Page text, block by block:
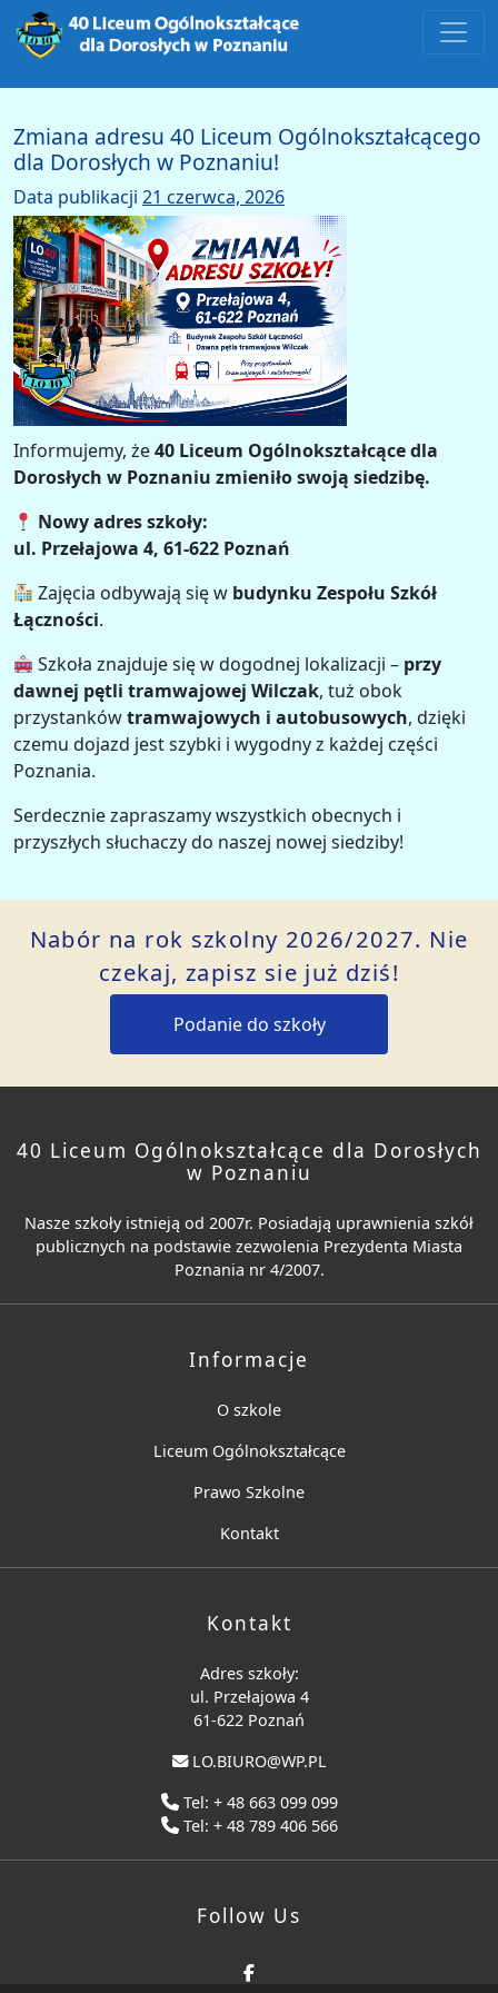
Main Navigation
Zmiana adresu 40 Liceum Ogólnokształcącego
dla Dorosłych w Poznaniu!
Data publikacji 21 czerwca, 2026
Informujemy, że40 Liceum Ogólnokształcące dla
Dorosłych w Poznaniu zmieniło swoją siedzibę.
Nowy adres szkoły:
ul. Przełajowa 4, 61-622 Poznań
Zajęcia odbywają się w budynku Zespołu Szkół
Łączności.
Szkoła znajduje się w dogodnej lokalizacji – przy
dawnej pętli tramwajowej Wilczak, tuż obok
przystankówtramwajowych i autobusowych, dzięki
czemu dojazd jest szybki i wygodny z każdej części
Poznania.
Serdecznie zapraszamy wszystkich obecnych i
przyszłych słuchaczy do naszej nowej siedziby!
Nabór na rok szkolny 2026/2027. Nie
czekaj, zapisz sie już dziś!
Podanie do szkoły
40 Liceum Ogólnokształcące dla Dorosłych
w Poznaniu
Nasze szkoły istnieją od 2007r. Posiadają uprawnienia szkół
publicznych na podstawie zezwolenia Prezydenta Miasta
Poznania nr 4/2007.
Informacje
O szkole
Liceum Ogólnokształcące
Prawo Szkolne
Kontakt
Kontakt
Adres szkoły:
ul. Przełajowa 4
61-622 Poznań
LO.BIURO@WP.PL
Tel: + 48 663 099 099
Tel: + 48 789 406 566
Follow Us